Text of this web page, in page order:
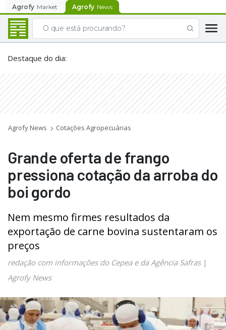
Agrofy Market Agrofy News
Destaque do dia:
Agrofy News Cotações Agropecuárias
Grande oferta de frango
pressiona cotação da arroba do
boi gordo
Nem mesmo firmes resultados da
exportação de carne bovina sustentaram os
preços
redação com informações do Cepea e da Agência Safras|
Agrofy News